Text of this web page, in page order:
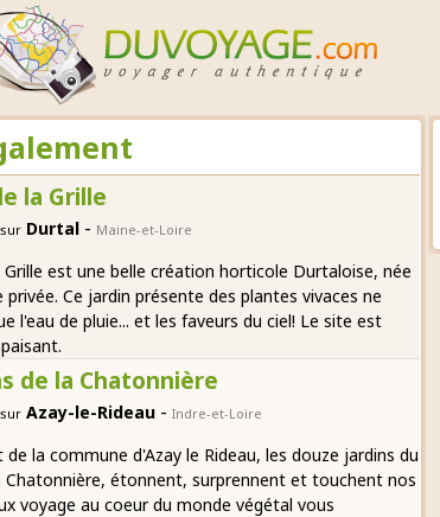
la Grille
sur Durtal - Maine-et-Loire
Grille est une belle création horticole Durtaloise, née
Ce jardin présente des plantes vivaces ne
l'eau de pluie... et les faveurs du ciel! Le site est
de la Chatonnière
sur Azay-le-Rideau - Indre-et-Loire
la commune d'Azay le Rideau, les douze jardins du
Chatonnière, étonnent, surprennent et touchent nos
voyage au coeur du monde végétal vous